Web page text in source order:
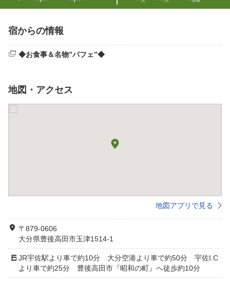
宿からの情報
◆お食事＆名物”パフェ”◆
地図・アクセス
地図アプリで見る
〒879-0606
大分県豊後高田市玉津1514-1
JR宇佐駅より車で約10分 大分空港より車で約50分 宇佐I.C
より車で約25分 豊後高田市『昭和の町』へ徒歩約10分